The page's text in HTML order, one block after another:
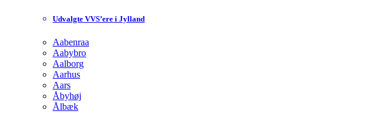
Udvalgte VVS’ere i Jylland
Aabenraa
Aabybro
Aalborg
Aarhus
Aars
Åbyhøj
Ålbæk